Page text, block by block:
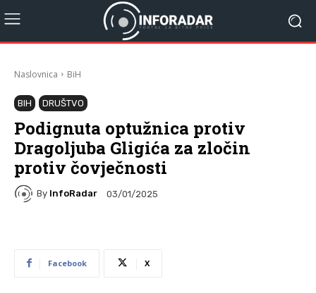
Naslovnica BiH
BIH DRUŠTVO
Podignuta optužnica protiv
Dragoljuba Gligića za zločin
protiv čovječnosti
By InfoRadar 03/01/2025
Facebook X